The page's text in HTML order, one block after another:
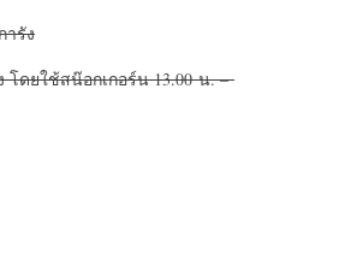
รัง
ยใช้สน๊อกเกอร์น 13.00 น. –